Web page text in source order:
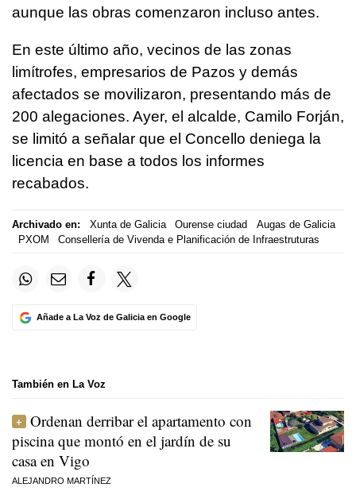
aunque las obras comenzaron incluso antes.
En este último año, vecinos de las zonas
limítrofes, empresarios de Pazos y demás
afectados se movilizaron, presentando más de
200 alegaciones. Ayer, el alcalde, Camilo Forján,
se limitó a señalar que el Concello deniega la
licencia en base a todos los informes
recabados.
Archivado en: Xunta de Galicia Ourense ciudad
Augas de Galicia
PXOM
Consellería de Vivenda e Planificación de Infraestruturas
Añade a La Voz de Galicia en Google
También en La Voz
Ordenan derribar el apartamento con
piscina que montó en el jardín de su
casa en Vigo
ALEJANDRO MARTÍNEZ